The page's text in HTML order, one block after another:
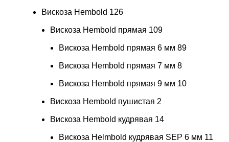
Вискоза Hembold 126
Вискоза Hembold прямая 109
Вискоза Hembold прямая 6 мм 89
Вискоза Hembold прямая 7 мм 8
Вискоза Hembold прямая 9 мм 10
Вискоза Hembold пушистая 2
Вискоза Hembold кудрявая 14
Вискоза Helmbold кудрявая SEP 6 мм 11